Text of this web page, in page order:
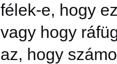
félek-e, hogy
vagy hogy
az, hogy